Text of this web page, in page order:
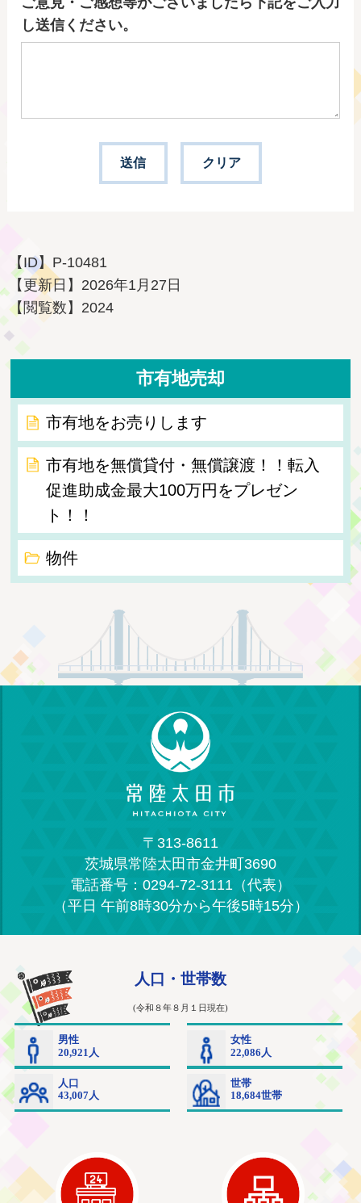
し送信ください。
【ID】 P-10481
【更新日】 2026年1月27日
【閲覧数】 2024
市有地売却
市有地をお売りします
市有地を無償貸付・無償譲渡！！転入
促進助成金最大100万円をプレゼン
ト！！
物件
〒313-8611
茨城県常陸太田市金井町3690
電話番号：0294-72-3111（代表）
（平日 午前8時30分から午後5時15分）